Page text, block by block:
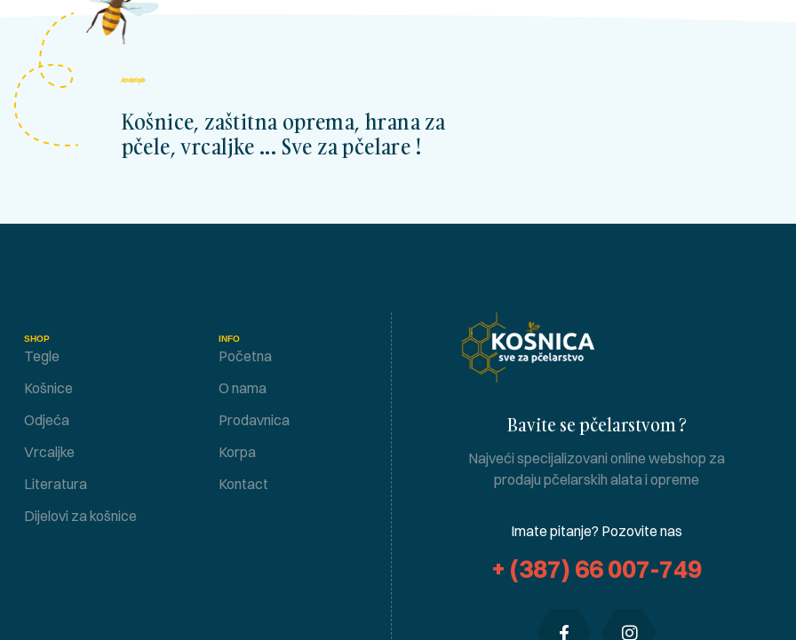
kosnicashop.ba
Košnice, zaštitna oprema, hrana za
pčele, vrcaljke ... Sve za pčelare !
SHOP
Tegle
Košnice
Odjeća
Vrcaljke
Literatura
Dijelovi za košnice
INFO
Početna
O nama
Prodavnica
Korpa
Kontact
Bavite se pčelarstvom ?
Najveći specijalizovani online webshop za
prodaju pčelarskih alata i opreme
Imate pitanje? Pozovite nas
+ (387) 66 007-749